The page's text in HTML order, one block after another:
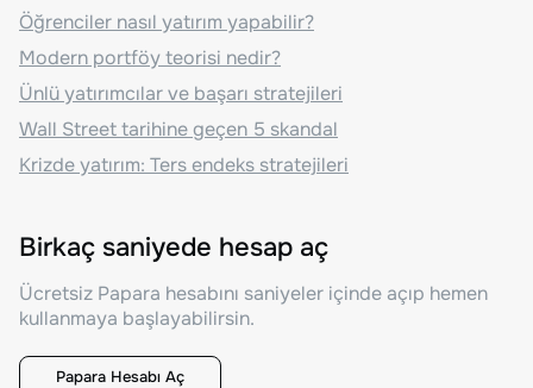
Öğrenciler nasıl yatırım yapabilir?
Modern portföy teorisi nedir?
Ünlü yatırımcılar ve başarı stratejileri
Wall Street tarihine geçen 5 skandal
Krizde yatırım: Ters endeks stratejileri
Birkaç saniyede hesap aç
Ücretsiz Papara hesabını saniyeler içinde açıp hemen
kullanmaya başlayabilirsin.
Papara Hesabı Aç